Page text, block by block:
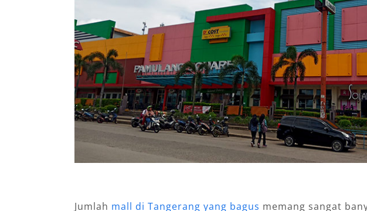
Jumlah mall di Tangerang yang bagus memang sangat